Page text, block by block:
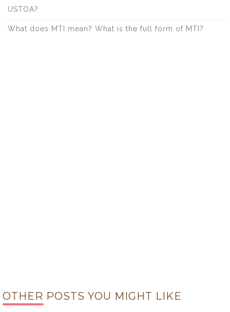
USTOA?
What does MTI mean? What is the full form of MTI?
OTHER POSTS YOU MIGHT LIKE